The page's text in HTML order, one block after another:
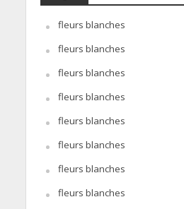
fleurs blanches
fleurs blanches
fleurs blanches
fleurs blanches
fleurs blanches
fleurs blanches
fleurs blanches
fleurs blanches